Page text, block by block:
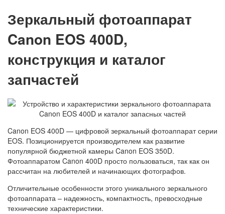
Зеркальный фотоаппарат
Canon EOS 400D,
конструкция и каталог
запчастей
Canon EOS 400D — цифровой зеркальный фотоаппарат серии
EOS. Позиционируется производителем как развитие
популярной бюджетной камеры Canon EOS 350D.
Фотоаппаратом Canon 400D просто пользоваться, так как он
рассчитан на любителей и начинающих фотографов.
Отличительные особенности этого уникального зеркального
фотоаппарата – надежность, компактность, превосходные
технические характеристики.